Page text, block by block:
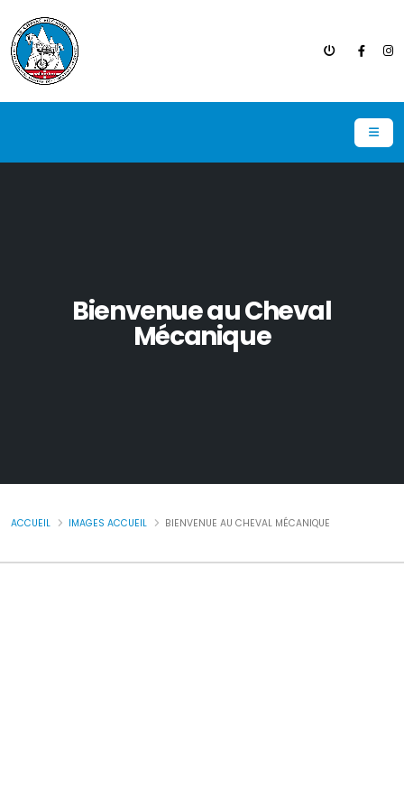
Bienvenue au Cheval
Mécanique
ACCUEIL IMAGES ACCUEIL BIENVENUE AU CHEVAL MÉCANIQUE